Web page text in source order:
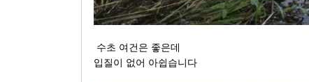
수초 여건은 좋은데
입질이 없어 아쉽습니다